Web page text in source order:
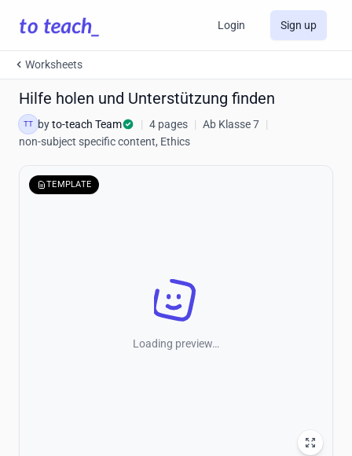
Login Sign up
Worksheets
Hilfe holen und Unterstützung finden
TT byto-teach Team | 4 pages | Ab Klasse 7 |
non-subject specific content, Ethics
TEMPLATE
Loading preview…